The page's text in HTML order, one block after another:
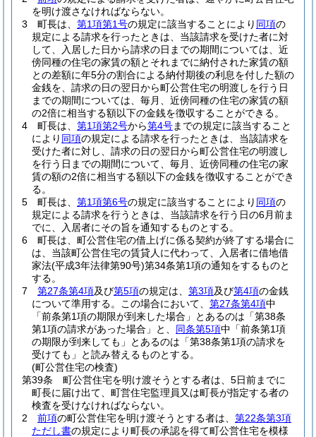
を明け渡さなければならない。
3
町長は、 第1項第1号の規定に該当することにより 同項の
規定による請求を行ったときは、当該請求を受けた者に対
して、入居した日から請求の日までの期間については、近
傍同種の住宅の家賃の額とそれまでに納付された家賃の額
との差額に年5分の割合による納付期後の利息を付した額の
金銭を、請求の日の翌日から町公営住宅の明渡しを行う日
までの期間については、毎月、近傍同種の住宅の家賃の額
の2倍に相当する額以下の金銭を徴収することができる。
4
町長は、 第1項第2号から第4号までの規定に該当すること
により 同項の規定による請求を行ったときは、当該請求を
受けた者に対し、請求の日の翌日から町公営住宅の明渡し
を行う日までの期間について、毎月、近傍同種の住宅の家
賃の額の2倍に相当する額以下の金銭を徴収することができ
る。
5
町長は、 第1項第6号の規定に該当することにより 同項の
規定による請求を行うときは、当該請求を行う日の6月前ま
でに、入居者にその旨を通知するものとする。
6
町長は、町公営住宅の借上げに係る契約が終了する場合に
は、当該町公営住宅の賃貸人に代わって、入居者に借地借
家法(平成3年法律第90号)第34条第1項の通知をするものと
する。
7
第27条第4項及び第5項の規定は、 第3項及び第4項の金銭
について準用する。
この場合において、 第27条第4項中
「前条第1項の期限が到来した場合」とあるのは「第38条
第1項の請求があった場合」と、 同条第5項中「前条第1項
の期限が到来しても」とあるのは「第38条第1項の請求を
受けても」と読み替えるものとする。
(町公営住宅の検査)
第39条
町公営住宅を明け渡そうとする者は、5日前までに
町長に届け出て、町営住宅監理員又は町長が指定する者の
検査を受けなければならない。
2
前項の町公営住宅を明け渡そうとする者は、 第22条第3項
ただし書の規定により町長の承認を得て町公営住宅を模様